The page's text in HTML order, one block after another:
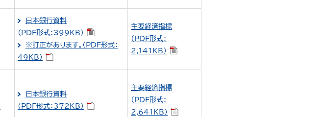
日本銀行資料
（PDF形式：399KB）
※訂正があります。（PDF形式：
49KB）
主要経済指標
（PDF形式：
2,141KB）
日本銀行資料
（PDF形式：372KB）
主要経済指標
（PDF形式：
2,641KB）